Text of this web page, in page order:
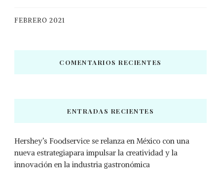
FEBRERO 2021
COMENTARIOS RECIENTES
ENTRADAS RECIENTES
Hershey’s Foodservice se relanza en México con una
nueva estrategiapara impulsar la creatividad y la
innovación en la industria gastronómica